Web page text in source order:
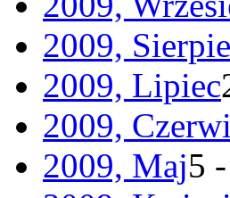
2009,
2009, Lipiec
2009,
2009, Maj5